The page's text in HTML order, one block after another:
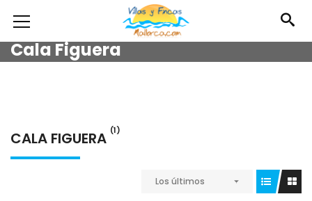
Cala Figuera
CALA FIGUERA (1)
Los últimos